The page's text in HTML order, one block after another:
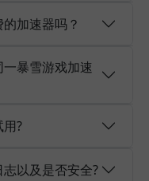
加速器吗？
暴雪游戏加速
?
以及是否安全?